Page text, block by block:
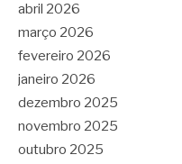
abril 2026
março 2026
fevereiro 2026
janeiro 2026
dezembro 2025
novembro 2025
outubro 2025